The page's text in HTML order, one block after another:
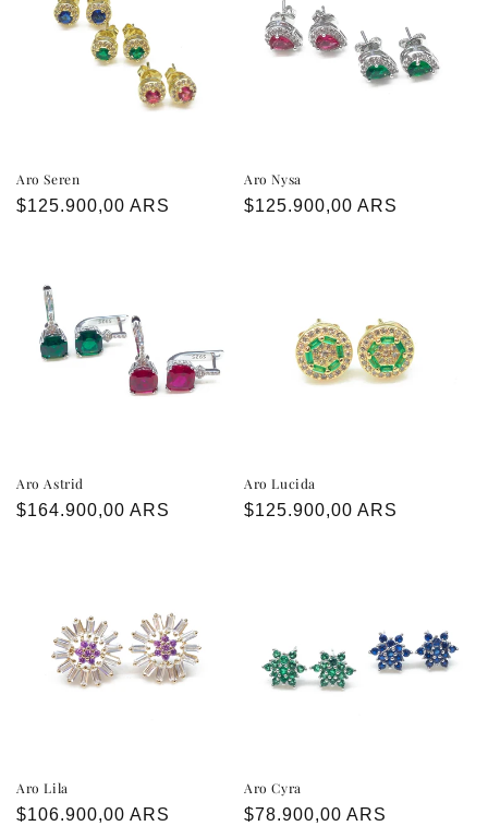
Aro Seren
Precio
$125.900,00 ARS
Aro Nysa
Precio
$125.900,00 ARS
Aro Astrid
Precio
$164.900,00 ARS
Aro Lucida
Precio
$125.900,00 ARS
Aro Lila
Precio
$106.900,00 ARS
Aro Cyra
Precio
$78.900,00 ARS